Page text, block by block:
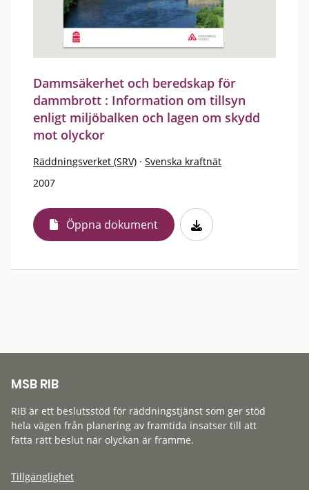
Dammsäkerhet och beredskap för
dammbrott : Information om tillsyn
enligt miljöbalken och lagen om skydd
mot olyckor
Räddningsverket (SRV) · Svenska kraftnät
2007
Öppna dokument
MSB RIB
RIB är ett beslutsstöd för räddningstjänst som ger stöd
hela vägen från planering av framtida insatser till att
fatta rätt beslut när olyckan är framme.
Tillgänglighet